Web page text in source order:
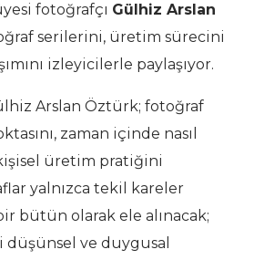
fotoğrafçı Gülhiz Arslan
serilerini, üretim sürecini
izleyicilerle paylaşıyor.
Arslan Öztürk; fotoğraf
zaman içinde nasıl
üretim pratiğini
yalnızca tekil kareler
bütün olarak ele alınacak;
düşünsel ve duygusal